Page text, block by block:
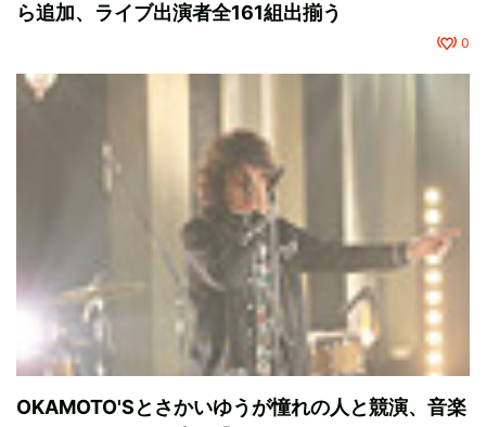
ら追加、ライブ出演者全161組出揃う
0
OKAMOTO'Sとさかいゆうが憧れの人と競演、音楽